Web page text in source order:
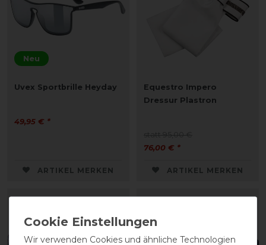
Neu
Uvex Sportbrille Heyday
49,95 € *
ARTIKEL MERKEN
Equestro Impero
Dressur Plastron
76,00 € *
ARTIKEL MERKEN
Wir verwenden Cookies und ähnliche Technologien